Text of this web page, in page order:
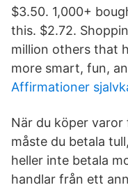
$3.50. 1,000+
this. $2.72.
million others that
more smart, fun,
Affirmationer
När du köper
måste du betala
heller inte betala
handlar från ett